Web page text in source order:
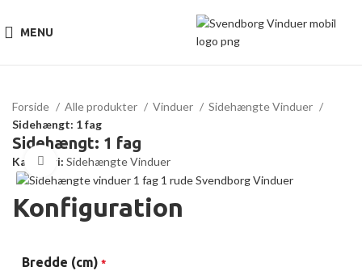
MENU
Forside Alle produkter Vinduer
Sidehængte Vinduer
Sidehængt: 1 fag
Sidehængt: 1 fag
Kategori: Sidehængte Vinduer
Click to enlarge
Konfiguration
Bredde (cm) *